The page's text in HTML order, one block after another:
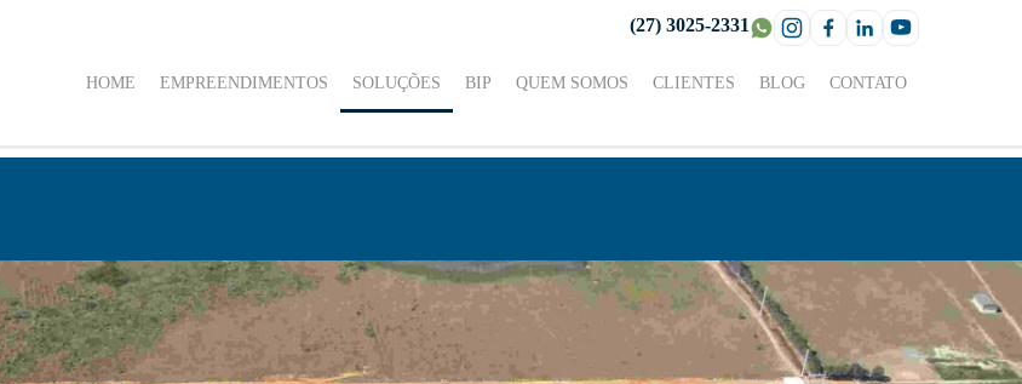
(27) 3025-2331
HOME EMPREENDIMENTOS SOLUÇÕES BIP QUEM SOMOS CLIENTES BLOG CONTATO